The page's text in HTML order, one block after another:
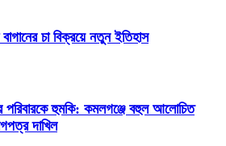
চা বিক্রয়ে নতুন ইতিহাস
পরিবারকে হুমকি: কমলগঞ্জে বহুল আলোচিত
দাখিল